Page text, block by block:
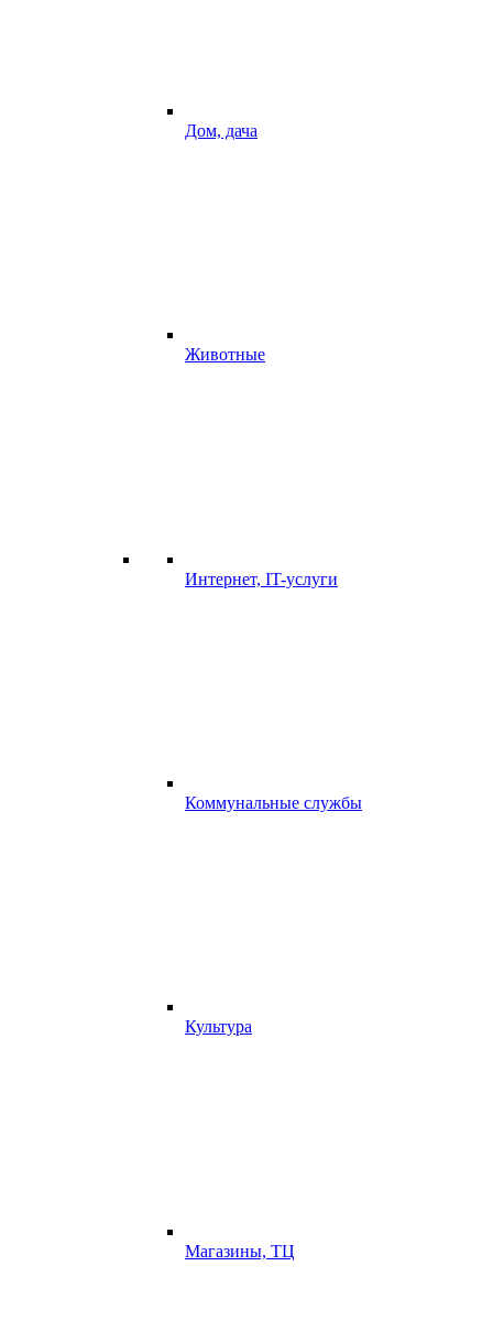
Дом, дача
Животные
Интернет, IT-услуги
Коммунальные службы
Культура
Магазины, ТЦ